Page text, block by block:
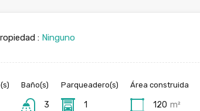
: Ninguno
Baño(s)
3
Parqueadero(s)
1
Área construida
120 m²